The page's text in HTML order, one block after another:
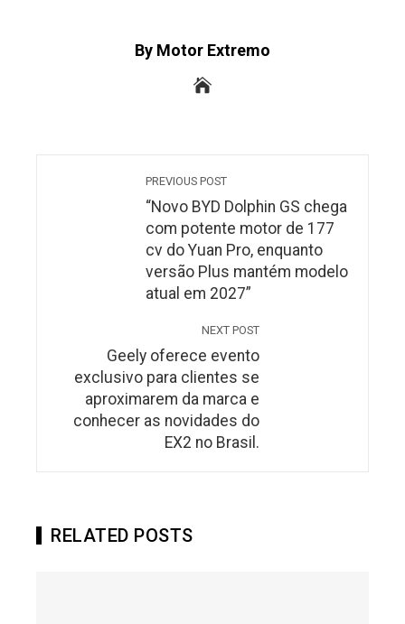
By Motor Extremo
PREVIOUS POST
“Novo BYD Dolphin GS chega
com potente motor de 177
cv do Yuan Pro, enquanto
versão Plus mantém modelo
atual em 2027”
NEXT POST
Geely oferece evento
exclusivo para clientes se
aproximarem da marca e
conhecer as novidades do
EX2 no Brasil.
RELATED POSTS